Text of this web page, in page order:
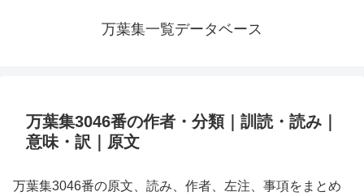
万葉集一覧データベース
万葉集3046番の作者・分類｜訓読・読み｜
意味・訳｜原文
万葉集3046番の原文、読み、作者、左注、事項をまとめ